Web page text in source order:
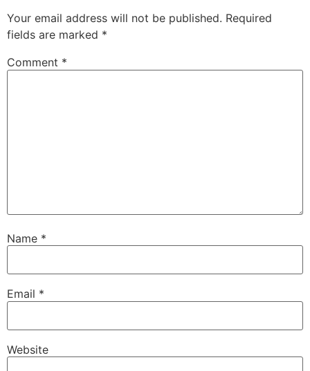
Your email address will not be published. Required
fields are marked *
Comment *
Name *
Email *
Website